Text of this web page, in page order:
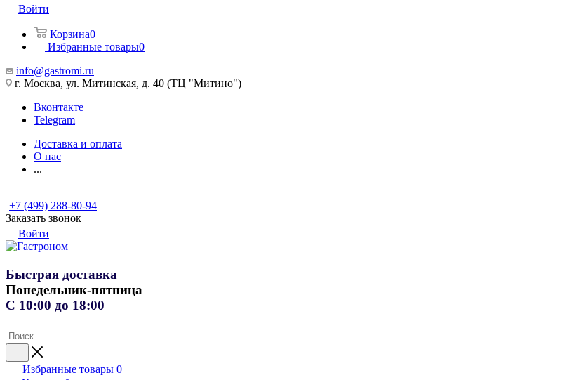
Войти
Корзина0
Избранные товары0
info@gastromi.ru
г. Москва, ул. Митинская, д. 40 (ТЦ "Митино")
Вконтакте
Telegram
Доставка и оплата
О нас
...
+7 (499) 288-80-94
Заказать звонок
Войти
Быстрая доставка
Понедельник-пятница
С 10:00 до 18:00
Избранные товары 0